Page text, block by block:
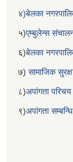
४)बेलका
५)एम्बुलेन्स
६)बेलका
७) सामाजिक
८)अपांगता
९)अपांगता